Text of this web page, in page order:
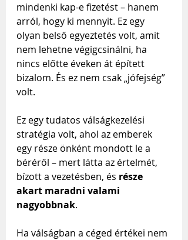
mindenki kap-e fizetést – hanem
arról, hogy ki mennyit. Ez egy
olyan belső egyeztetés volt, amit
nem lehetne végigcsinálni, ha
nincs előtte éveken át épített
bizalom. És ez nem csak „jófejség”
volt.
Ez egy tudatos válságkezelési
stratégia volt, ahol az emberek
egy része önként mondott le a
béréről – mert látta az értelmét,
bízott a vezetésben, és része
akart maradni valami
nagyobbnak.
Ha válságban a céged értékei nem